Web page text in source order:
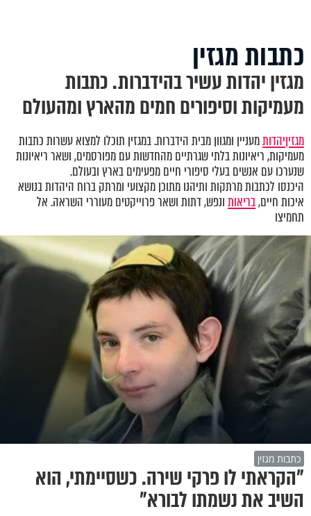
כתבות מגזין
מגזין יהדות עשיר בהידברות. כתבות
מעמיקות וסיפורים חמים מהארץ ומהעולם
מגזיןיהדותמעניין ומגוון מבית הידברות. במגזין תוכלו למצוא עשרות כתבות
מעמיקות, ריאיונות בלתי שגרתיים מהחדשות עם מפורסמים, ושאר ריאיונות
שנערכו עם אנשים בעלי סיפורי חיים מפעימים בארץ ובעולם.
היכנסו לכתבות מרתקות ותיהנו מתוכן מקצועי ומרתק ברוח היהדות בנושא
איכות חיים,בריאותונפש, דתות ושאר פרוייקטים מעוררי השראה. אל
תחמיצו
כתבות מגזין
"הקראתי לו פרקי שירה. כשסיימתי, הוא
השיב את נשמתו לבורא"